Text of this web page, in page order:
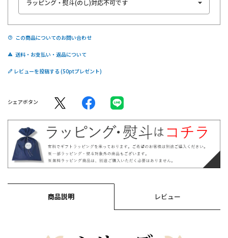
この商品についてのお問い合わせ
送料・お支払い・返品について
レビューを投稿する
シェアボタン
商品説明 レビュー